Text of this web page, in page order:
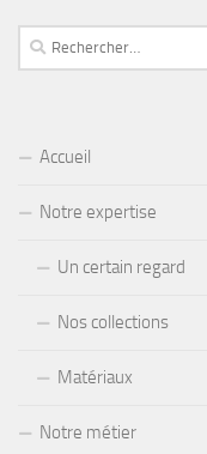
Rechercher :
Accueil
Notre expertise
Un certain regard
Nos collections
Matériaux
Notre métier